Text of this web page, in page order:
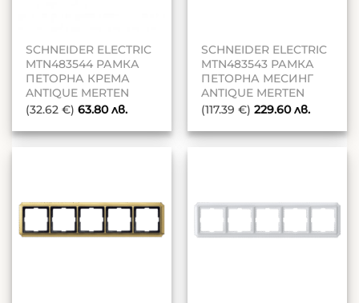
SCHNEIDER ELECTRIC
MTN483544 РАМКА
ПЕТОРНА КРЕМА
ANTIQUE MERTEN
(32.62 €) 63.80лв.
SCHNEIDER ELECTRIC
MTN483543 РАМКА
ПЕТОРНА МЕСИНГ
ANTIQUE MERTEN
(117.39 €) 229.60лв.